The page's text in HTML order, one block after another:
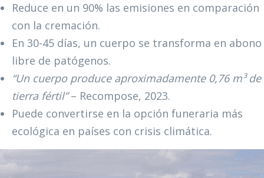
Reduce en un 90% las emisiones en comparación
con la cremación.
En 30-45 días, un cuerpo se transforma en abono
libre de patógenos.
“Un cuerpo produce aproximadamente 0,76 m³ de
tierra fértil”– Recompose, 2023.
Puede convertirse en la opción funeraria más
ecológica en países con crisis climática.